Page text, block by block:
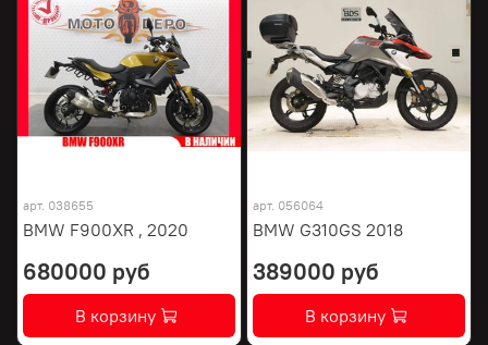
арт. 038655
BMW F900XR , 2020
680000 руб
В корзину
арт. 056064
BMW G310GS 2018
389000 руб
В корзину